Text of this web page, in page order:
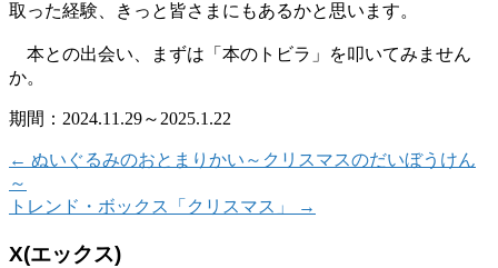
取った経験、きっと皆さまにもあるかと思います。
本との出会い、まずは「本のトビラ」を叩いてみません
か。
期間：2024.11.29～2025.1.22
← ぬいぐるみのおとまりかい～クリスマスのだいぼうけん
～
トレンド・ボックス「クリスマス」
→
X(エックス)